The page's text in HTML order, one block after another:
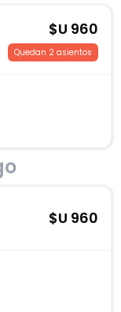
$U 960
Quedan 2 asientos
$U 960